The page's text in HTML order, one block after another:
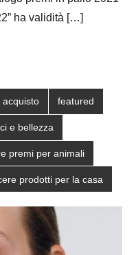
ha validità […]
acquisto featured
e bellezza
premi per animali
prodotti per la casa